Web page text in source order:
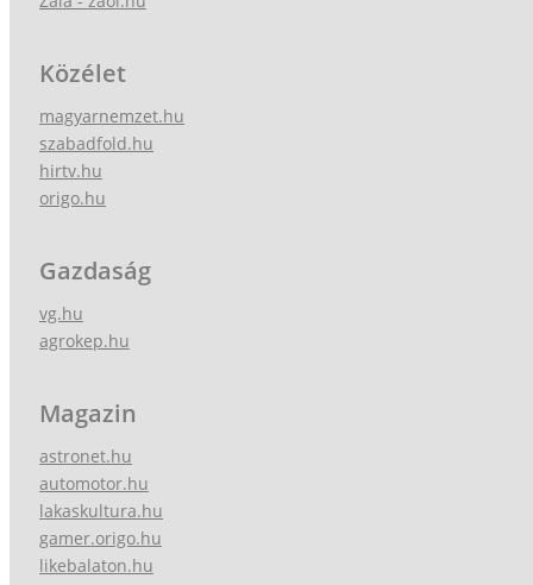
Közélet
magyarnemzet.hu
szabadfold.hu
hirtv.hu
origo.hu
Gazdaság
vg.hu
agrokep.hu
Magazin
astronet.hu
automotor.hu
lakaskultura.hu
gamer.origo.hu
likebalaton.hu